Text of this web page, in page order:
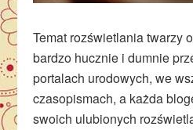
Temat rozświetlania twarzy
bardzo hucznie i dumnie
portalach urodowych, we
czasopismach, a każda
swoich ulubionych